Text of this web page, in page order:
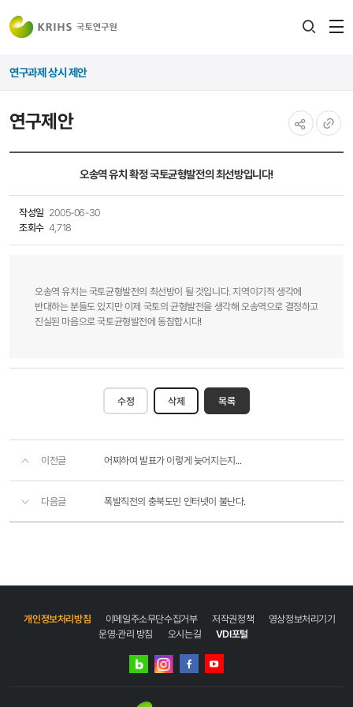
연구제안
연구과제 상시 제안
오송역 유치 확정 국토균형발전의 최선방입니다!
작성일 2005-06-30
조회수 4,718
오송역 유치는 국토균형발전의 최선방이 될 것입니다. 지역이기적 생각에
반대하는 분들도 있지만 이제 국토의 균형발전을 생각해 오송역으로 결정하고
진실된 마음으로 국토균형발전에 동참합시다!
수정 삭제 목록
이전글 어찌하여 발표가 이렇게 늦어지는지...
다음글 폭발직전의 충북도민 인터넷이 불난다.
개인정보처리방침 이메일주소무단수집거부 저작권정책
영상정보처리기기
운영·관리 방침
오시는길 VDI포털
네이버
인스타그램